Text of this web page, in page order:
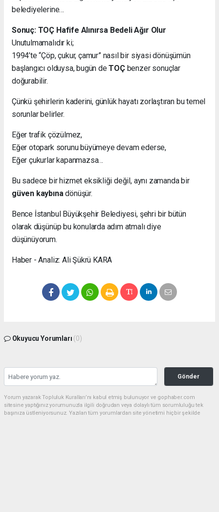
belediyelerine…
Sonuç: TOÇ Hafife Alınırsa Bedeli Ağır Olur
Unutulmamalıdır ki;
1994’te “Çöp, çukur, çamur” nasıl bir siyasi dönüşümün
başlangıcı olduysa, bugün deTOÇbenzer sonuçlar
doğurabilir.
Çünkü şehirlerin kaderini, günlük hayatı zorlaştıran bu temel
sorunlar belirler.
Eğer trafik çözülmez,
Eğer otopark sorunu büyümeye devam ederse,
Eğer çukurlar kapanmazsa…
Bu sadece bir hizmet eksikliği değil, aynı zamanda bir
güven kaybına dönüşür.
Bence İstanbul Büyükşehir Belediyesi, şehri bir bütün
olarak düşünüp bu konularda adım atmalı diye
düşünüyorum.
Haber - Analiz: Ali Şükrü KARA
Okuyucu Yorumları (0)
Gönder
Yorum yazarak Topluluk Kuralları’nı kabul etmiş bulunuyor ve gophaber.com
sitesine yaptığınız yorumunuzla ilgili doğrudan veya dolaylı tüm sorumluluğu tek
başınıza üstleniyorsunuz. Yazılan tüm yorumlardan site yönetimi hiçbir şekilde